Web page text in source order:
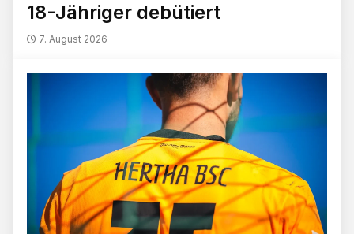
18-Jähriger debütiert
7. August 2026